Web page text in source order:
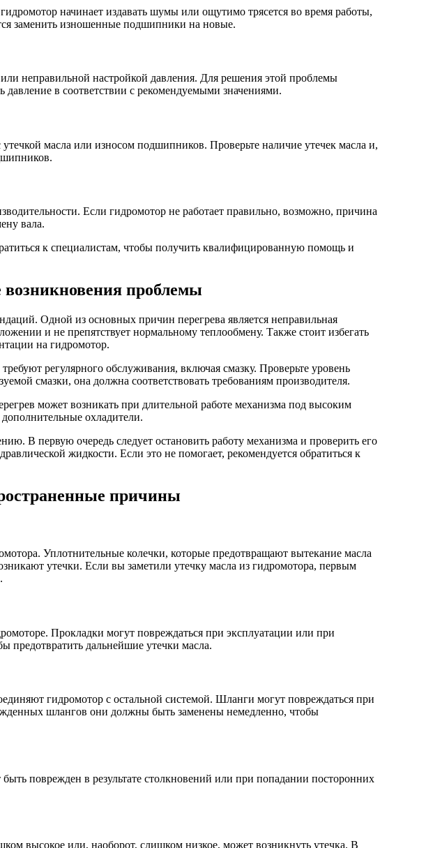
начинает издавать шумы или ощутимо трясется во время работы,
заменить изношенные подшипники на новые.
неправильной настройкой давления. Для решения этой проблемы
в соответствии с рекомендуемыми значениями.
масла или износом подшипников. Проверьте наличие утечек масла и,
Если гидромотор не работает правильно, возможно, причина
вала.
к специалистам, чтобы получить квалифицированную помощь и
возникновения проблемы
Одной из основных причин перегрева является неправильная
и не препятствует нормальному теплообмену. Также стоит избегать
на гидромотор.
регулярного обслуживания, включая смазку. Проверьте уровень
смазки, она должна соответствовать требованиям производителя.
может возникать при длительной работе механизма под высоким
охладители.
В первую очередь следует остановить работу механизма и проверить его
жидкости. Если это не помогает, рекомендуется обратиться к
причины
Уплотнительные колечки, которые предотвращают вытекание масла
утечки. Если вы заметили утечку масла из гидромотора, первым
Прокладки могут повреждаться при эксплуатации или при
дальнейшие утечки масла.
гидромотор с остальной системой. Шланги могут повреждаться при
шлангов они должны быть заменены немедленно, чтобы
поврежден в результате столкновений или при попадании посторонних
высокое или, наоборот, слишком низкое, может возникнуть утечка. В